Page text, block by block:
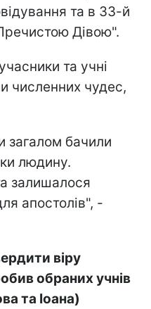
та в 33-й
Дівою".
та учні
численних чудес,
загалом бачили
людину.
залишалося
апостолів", -
віру
обраних учнів
та Іоана)